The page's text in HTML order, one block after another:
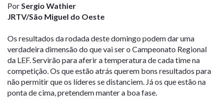
Por Sergio Wathier
JRTV/São Miguel do Oeste
Os resultados da rodada deste domingo podem dar uma
verdadeira dimensão do que vai ser o Campeonato Regional
da LEF. Servirão para aferir a temperatura de cada time na
competição. Os que estão atrás querem bons resultados para
não permitir que os líderes se distanciem. Já os que estão na
ponta de cima, pretendem manter a boa fase.